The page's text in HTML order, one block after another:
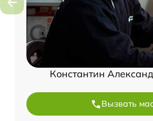
Константин
Вызвать